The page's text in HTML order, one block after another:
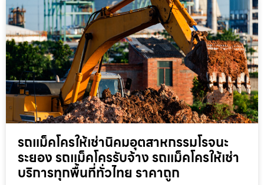
รถแม็คโครให้เช่านิคมอุตสาหกรรมโรจนะ
ระยอง รถแม็คโครรับจ้าง รถแม็คโครให้เช่า
บริการทุกพื้นที่ทั่วไทย ราคาถูก